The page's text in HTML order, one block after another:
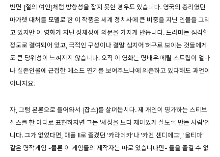
반면 [철의 여인]처럼 방향성을 잡지 못한 경우도 있습니다. 영국의 총리였던
마가렛 대처를 모델로 한 이 작품은 세계 정치사에 큰 비중을 지닌 인물을 그리
고 있지만 이 영화가 지닌 정체성에 의문을 가지게 만듭니다. 드라마는 심각할
정도로 결여되어 있고, 극적인 구성이나 결말 심지어 허구로 보이는 것들에게
도 큰 당위성이 느껴지지 않습니다. 오직 이 영화는 명배우 메릴 스트립이 얼마
나 실존인물에 근접한 메소드 연기를 보여주느냐에 의존하고 있다해도 과언이
아니지요.
자, 그럼 본론으로 들어와서 [잡스]를 살펴봅시다. 제 개인이 평가하는 스티브
잡스를 한 마디로 표현하자면 그는 '세상을 보다 재미있게 살도록 만든 사람'입
니다. 그가 없었다면, 애플 II로 즐겼던 '카라데카'나 '카멘 센디에고', '울티마'
같은 명작게임 -물론 이 게임들의 제작자는 따로 있습니다만- 들을 즐길 수 없